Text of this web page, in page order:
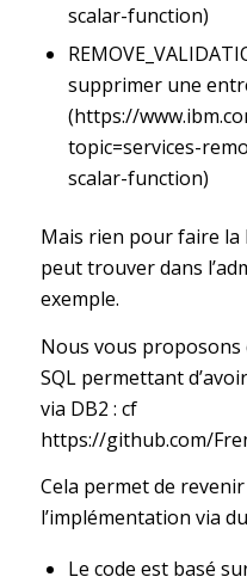
scalar-function)
supprimer une
(https://
topic=services-
scalar-function)
Mais rien pour faire la
peut trouver dans
exemple.
Nous vous
SQL permettant
via DB2 : cf
https://github.com/
Cela permet de
l’implémentation via
Le code est basé